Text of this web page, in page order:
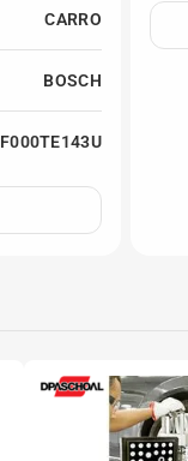
CARRO
BOSCH
F000TE143U